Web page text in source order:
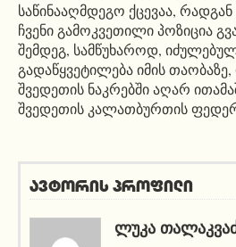
საწინააღმდეგო ქცევაა,
ჩვენი გამოკვეთილი პოზიცია
შემდეგ, სამწუხაროდ,
გადაწყვეტილება იმის
შვედეთის ნაკრებში აღარ
შვედეთის კალათბურთის
ავტორის პროფილი
ᲚᲣᲙᲐ